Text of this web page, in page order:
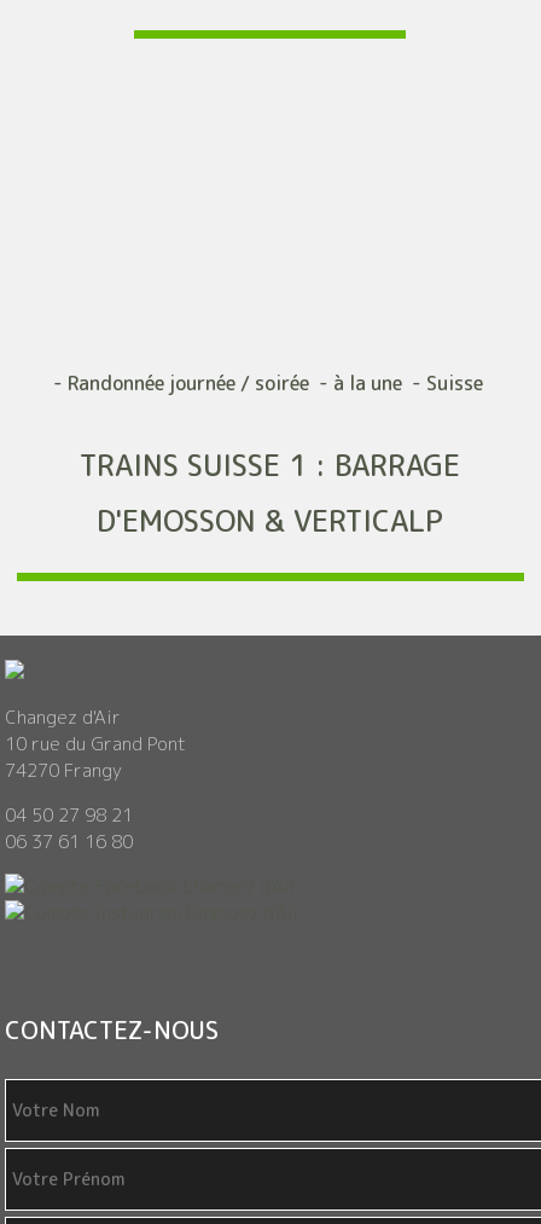
- Randonnée journée / soirée - à la une - Suisse
TRAINS SUISSE 1 : BARRAGE
D'EMOSSON & VERTICALP
Changez d'Air
10 rue du Grand Pont
74270 Frangy
04 50 27 98 21
06 37 61 16 80
CONTACTEZ-NOUS